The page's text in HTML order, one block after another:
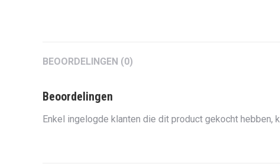
BEOORDELINGEN (0)
Beoordelingen
Enkel ingelogde klanten die dit product gekocht hebben,